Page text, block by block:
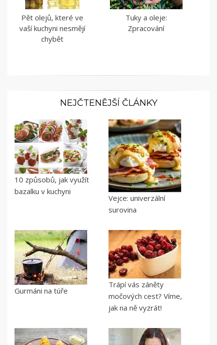
Pět olejů, které ve
vaší kuchyni nesmějí
chybět
Tuky a oleje:
Zpracování
NEJČTENĚJŠÍ ČLÁNKY
10 způsobů, jak využít
bazalku v kuchyni
Vejce: univerzální
surovina
Gurmáni na túře
Trápí vás záněty
močových cest? Víme,
jak na ně vyzrát!